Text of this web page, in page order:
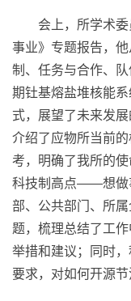
会上，所学术
事业》专题报告，
制、任务与合作、
期钍基熔盐堆核能
式，展望了未来发
介绍了应物所当前
考，明确了我所的
科技制高点——想做
部、公共部门、所
题，梳理总结了工
举措和建议；同时
要求，对如何开源节